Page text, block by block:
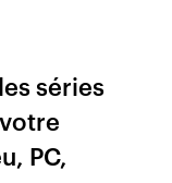
séries
PC,